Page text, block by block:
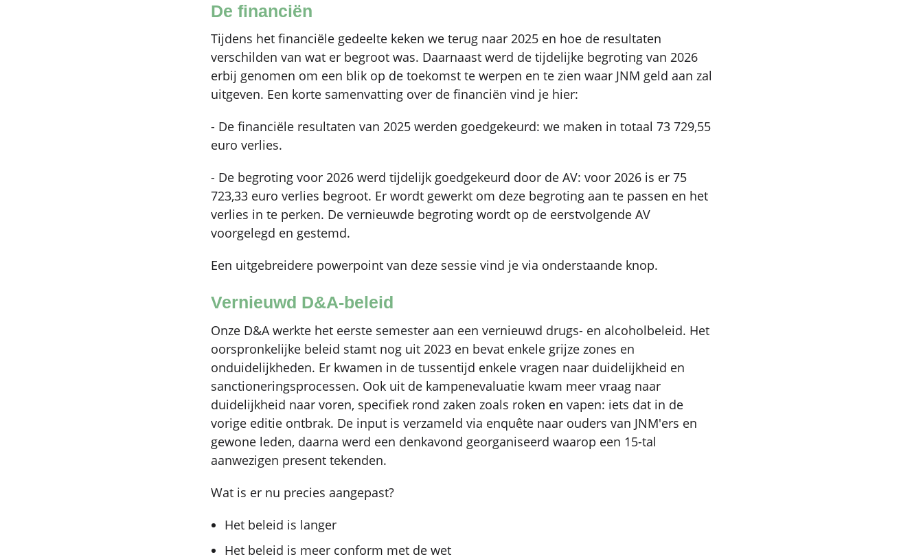
De financiën
Tijdens het financiële gedeelte keken we terug naar 2025 en hoe de resultaten
verschilden van wat er begroot was. Daarnaast werd de tijdelijke begroting van 2026
erbij genomen om een blik op de toekomst te werpen en te zien waar JNM geld aan zal
uitgeven. Een korte samenvatting over de financiën vind je hier:
- De financiële resultaten van 2025 werden goedgekeurd: we maken in totaal 73 729,55
euro verlies.
- De begroting voor 2026 werd tijdelijk goedgekeurd door de AV: voor 2026 is er 75
723,33 euro verlies begroot. Er wordt gewerkt om deze begroting aan te passen en het
verlies in te perken. De vernieuwde begroting wordt op de eerstvolgende AV
voorgelegd en gestemd.
Een uitgebreidere powerpoint van deze sessie vind je via onderstaande knop.
Vernieuwd D&A-beleid
Onze D&A werkte het eerste semester aan een vernieuwd drugs- en alcoholbeleid. Het
oorspronkelijke beleid stamt nog uit 2023 en bevat enkele grijze zones en
onduidelijkheden. Er kwamen in de tussentijd enkele vragen naar duidelijkheid en
sanctioneringsprocessen. Ook uit de kampenevaluatie kwam meer vraag naar
duidelijkheid naar voren, specifiek rond zaken zoals roken en vapen: iets dat in de
vorige editie ontbrak. De input is verzameld via enquête naar ouders van JNM'ers en
gewone leden, daarna werd een denkavond georganiseerd waarop een 15-tal
aanwezigen present tekenden.
Wat is er nu precies aangepast?
Het beleid is langer
Het beleid is meer conform met de wet